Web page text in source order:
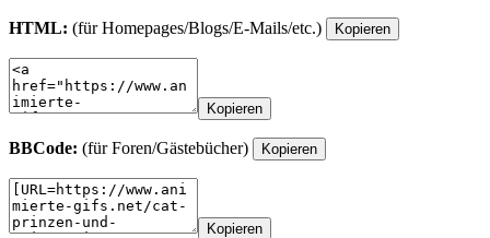
HTML: (für Homepages/Blogs/E-Mails/etc.) Kopieren
Kopieren
BBCode: (für Foren/Gästebücher) Kopieren
Kopieren